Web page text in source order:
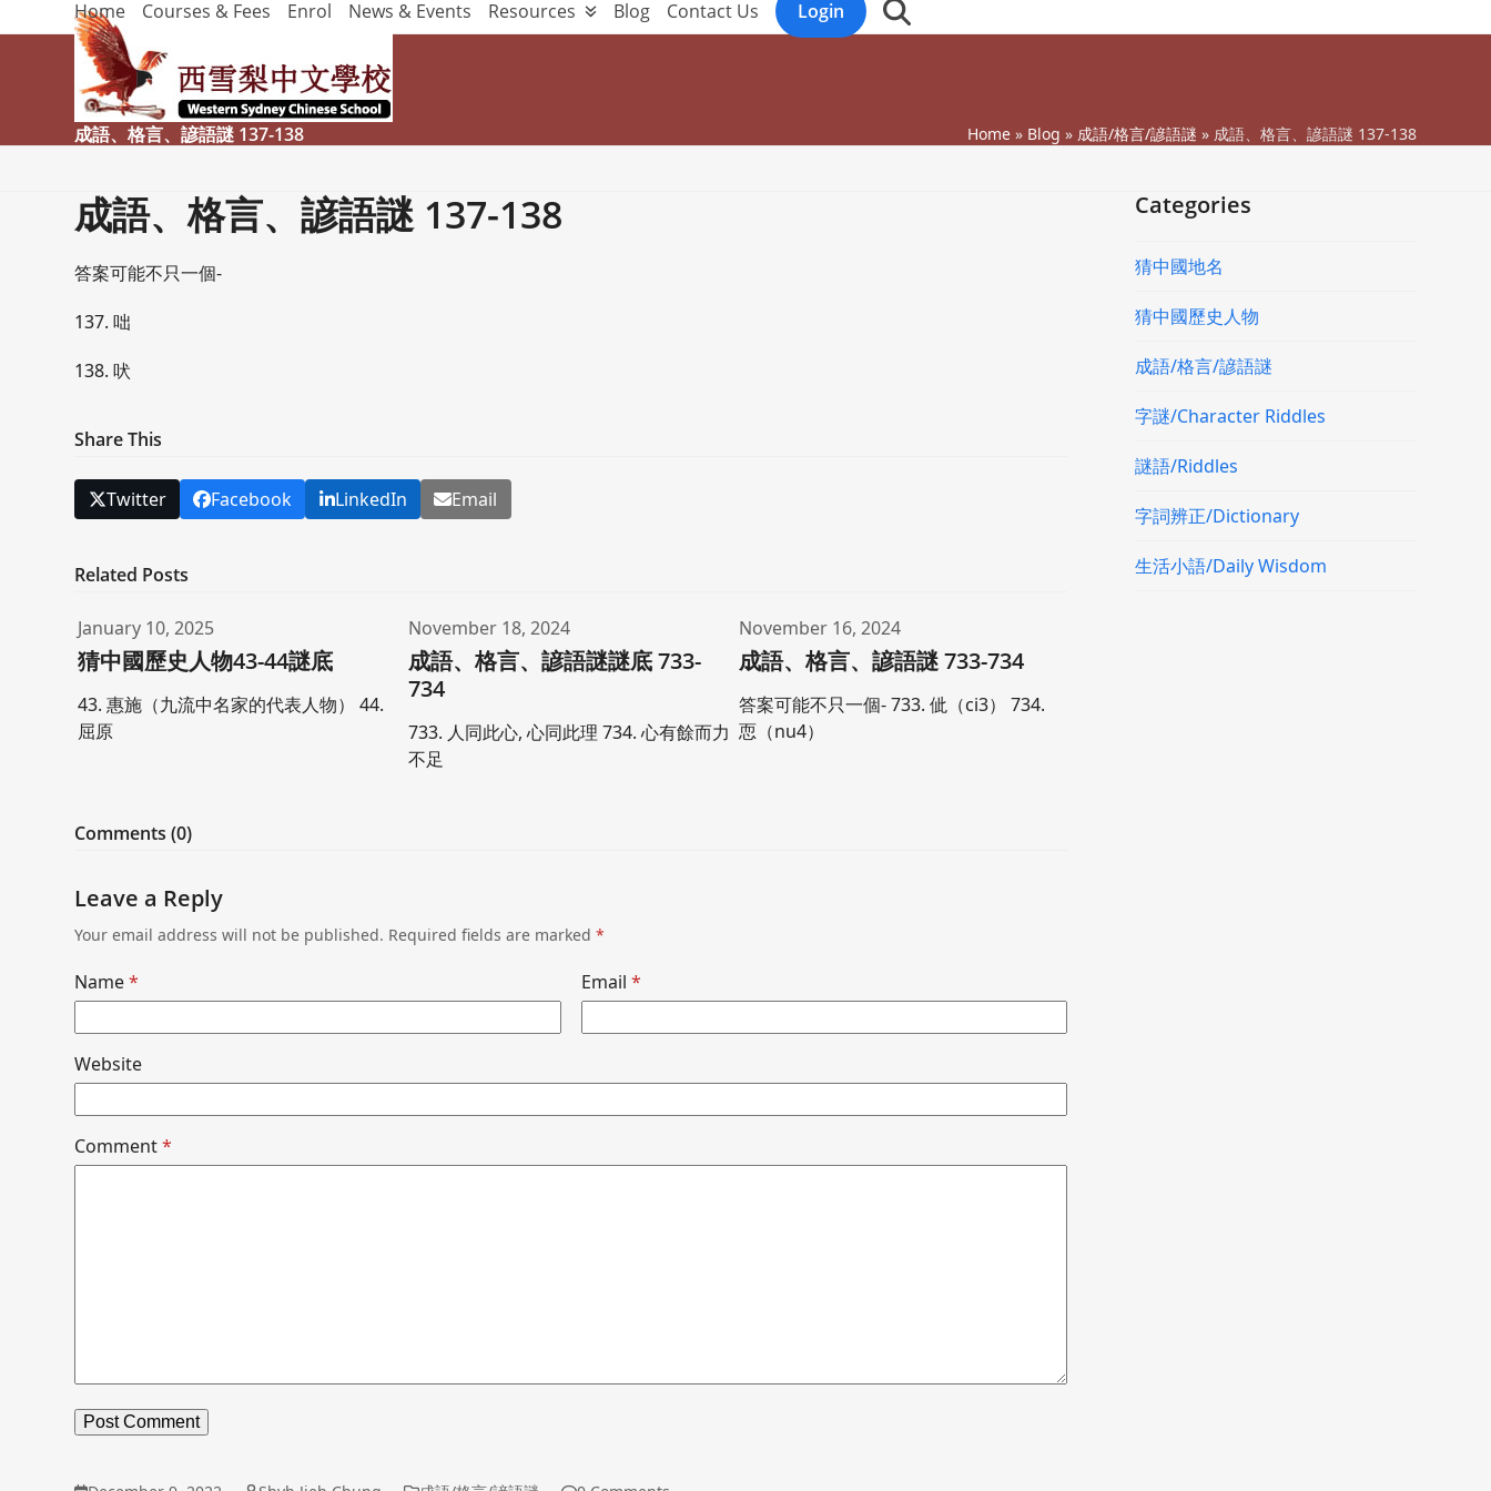
to
Home Courses & Fees Enrol News & Events Resources Blog Contact Us Login
成語、格言、諺語謎 137-138 Home» Blog » 成語/格言/諺語謎 » 成語、格言、諺語謎 137-138
成語、格言、諺語謎 137-138
答案可能不只一個-
137. 咄
138. 吠
Share This
Twitter Facebook LinkedIn Email
Related Posts
January 10, 2025
猜中國歷史人物43-44謎底
43. 惠施（九流中名家的代表人物） 44.
屈原
November 18, 2024
成語、格言、諺語謎謎底 733-
734
733. 人同此心, 心同此理 734. 心有餘而力
不足
November 16, 2024
成語、格言、諺語謎 733-734
答案可能不只一個- 733. 佌（ci3） 734.
恧（nu4）
Comments (0)
Leave a Reply
Your email address will not be published. Required fields are marked*
Name* Email *
Website
Comment*
Categories
猜中國地名
猜中國歷史人物
成語/格言/諺語謎
字謎/Character Riddles
謎語/Riddles
字詞辨正/Dictionary
生活小語/Daily Wisdom